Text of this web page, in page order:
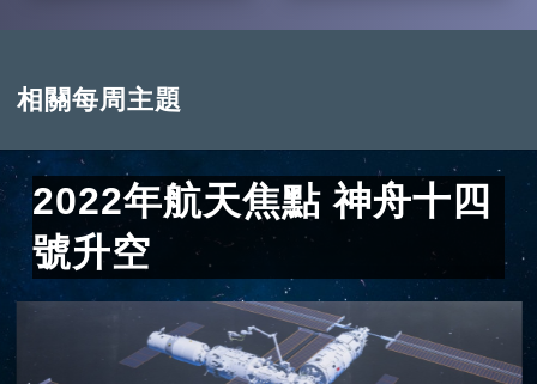
相關每周主題
2022年航天焦點 神舟十四
號升空